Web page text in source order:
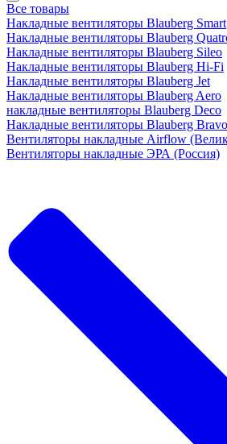
Все товары
Накладные вентиляторы Blauberg Smart
Накладные вентиляторы Blauberg
Накладные вентиляторы Blauberg Sileo
Накладные вентиляторы Blauberg Hi-Fi
Накладные вентиляторы Blauberg Jet
Накладные вентиляторы Blauberg Aero
накладные вентиляторы Blauberg Deco
Накладные вентиляторы Blauberg Bravo
Вентиляторы накладные Airflow
Вентиляторы накладные ЭРА (Россия)